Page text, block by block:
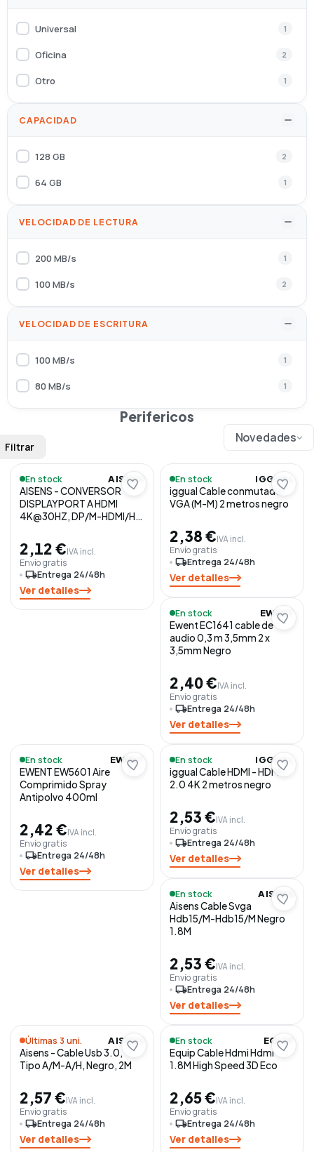
Universal 1
Oficina 2
Otro 1
CAPACIDAD
128 GB 2
64 GB 1
VELOCIDAD DE LECTURA
200 MB/s 1
100 MB/s 2
VELOCIDAD DE ESCRITURA
100 MB/s 1
80 MB/s 1
Perifericos
Filtrar
Novedades
En stock AISENS
AISENS - CONVERSOR
DISPLAYPORT A HDMI
4K@30HZ, DP/M-HDMI/H,
2,12 €IVA incl.
Envío gratis
local_shippingEntrega 24/48h
Ver detalles
En stock IGGUAL
iggual Cable conmutador
VGA (M-M) 2 metros negro
2,38 €IVA incl.
Envío gratis
local_shippingEntrega 24/48h
Ver detalles
En stock EWENT
Ewent EC1641 cable de
audio 0,3 m 3,5mm 2 x
3,5mm Negro
2,40 €IVA incl.
Envío gratis
local_shippingEntrega 24/48h
Ver detalles
En stock EWENT
EWENT EW5601 Aire
Comprimido Spray
Antipolvo 400ml
2,42 €IVA incl.
Envío gratis
local_shippingEntrega 24/48h
Ver detalles
En stock IGGUAL
iggual Cable HDMI - HDMI
2.0 4K 2 metros negro
2,53 €IVA incl.
Envío gratis
local_shippingEntrega 24/48h
Ver detalles
En stock AISENS
Aisens Cable Svga
Hdb15/M-Hdb15/M Negro
1.8M
2,53 €IVA incl.
Envío gratis
local_shippingEntrega 24/48h
Ver detalles
Últimas 3 uni. AISENS
Aisens - Cable Usb 3.0,
Tipo A/M-A/H, Negro, 2M
2,57 €IVA incl.
Envío gratis
local_shippingEntrega 24/48h
Ver detalles
En stock EQUIP
Equip Cable Hdmi Hdmi
1.8M High Speed 3D Eco
2,65 €IVA incl.
Envío gratis
local_shippingEntrega 24/48h
Ver detalles